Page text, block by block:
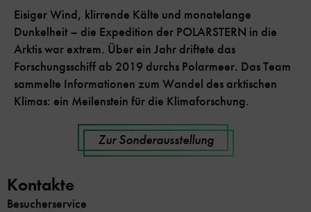
Eisiger Wind, klirrende Kälte und monatelange
Dunkelheit – die Expedition der POLARSTERN in die
Arktis war extrem. Über ein Jahr driftete das
Forschungsschiff ab 2019 durchs Polarmeer. Das Team
sammelte Informationen zum Wandel des arktischen
Klimas: ein Meilenstein für die Klimaforschung.
Zur Sonderausstellung
Kontakte
Besucherservice